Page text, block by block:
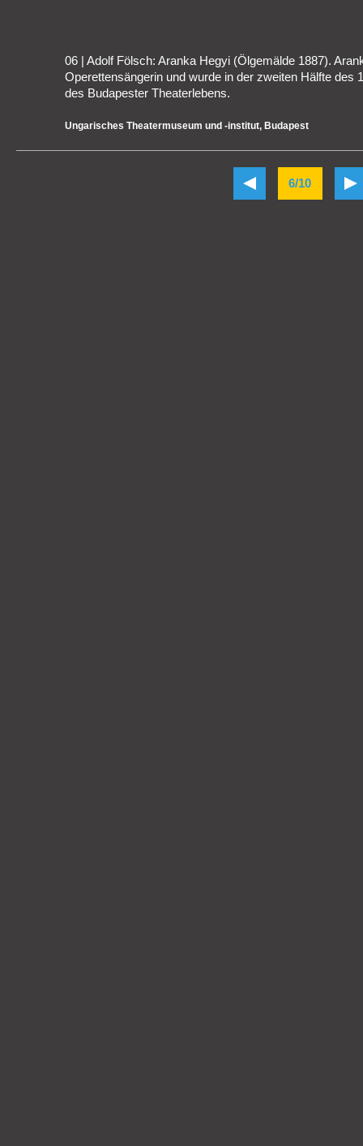
06 | Adolf Fölsch: Aranka Hegyi (Ölgemälde 1887).
Operettensängerin und wurde in der zweiten Hälfte des
des Budapester Theaterlebens.
Ungarisches Theatermuseum und -institut, Budapest
6/10